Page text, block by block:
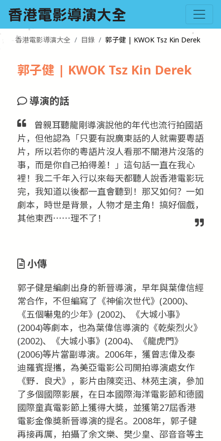
香港電影導演大全 目錄 郭子健 | KWOK Tsz Kin Derek
郭子健 | KWOK Tsz Kin Derek
導演的話
曾親耳聽龍剛導演說他的年代也流行拍國語
片，但他認為「只要有說廣東話的人就需要粵語
片，所以若你的粵語片沒人看那不關港片沒落的
事，而是你自己拍得差！」這句話一直在我心
裡！我二千年入行以來每天都聽人說香港電影玩
完，我知道以後都一直會聽到！那又如何？一如
劇本，時世是背景，人物才是主角！搞好個戲，
其他東西⋯⋯理不了！
小傳
郭子健是編劇出身的新晉導演，早年與葉偉信經
常合作，不但編寫了《神偷次世代》(2000)、
《五個嚇鬼的少年》(2002)、《大城小事》
(2004)等劇本，也為葉偉信導演的《乾柴烈火》
(2002)、《大城小事》(2004)、《龍虎門》
(2006)等片當副導演。2006年，獲曾志偉及泰
迪羅賓提攜，為美亞電影公司開拍導演處女作
《野．良犬》，影片由陳奕迅、林苑主演，參加
了多個國際影展，在日本國際海洋電影節和德國
國際童真電影節上獲得大獎，並獲第27屆香港
電影金像獎新晉導演的提名。2008年，郭子健
再接再厲，拍攝了余文樂、樊少皇、邵音音等主